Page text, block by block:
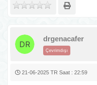
Çevrimdışı
drgenacafer
21-06-2025 TR Saat : 22:59